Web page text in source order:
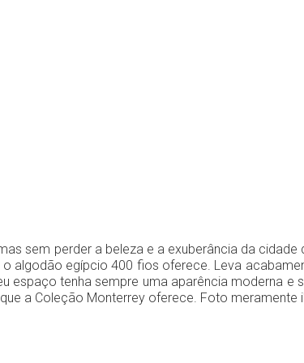
sem perder a beleza e a exuberância da
egípcio 400 fios oferece. Leva
espaço tenha sempre uma aparência moderna e
a Coleção Monterrey oferece. Foto meramente